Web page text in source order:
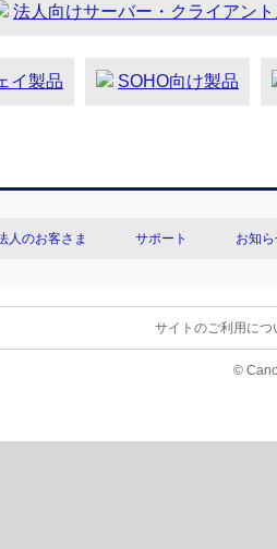
法人向けサーバー・クライアン
イ製品 SOHO向け製品
人のお客さま サポート お知
サイトのご利用につ
©